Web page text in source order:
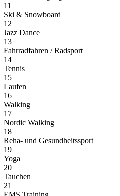
11
Ski & Snowboard
12
Jazz Dance
13
Fahrradfahren / Radsport
14
Tennis
15
Laufen
16
Walking
17
Nordic Walking
18
Reha- und Gesundheitssport
19
Yoga
20
Tauchen
21